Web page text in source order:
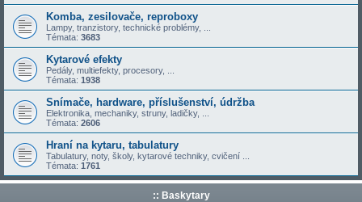
Komba, zesilovače, reproboxy
Lampy, tranzistory, technické problémy, ...
Témata: 3683
Kytarové efekty
Pedály, multiefekty, procesory, ...
Témata: 1938
Snímače, hardware, příslušenství, údržba
Elektronika, mechaniky, struny, ladičky, ...
Témata: 2606
Hraní na kytaru, tabulatury
Tabulatury, noty, školy, kytarové techniky, cvičení ...
Témata: 1761
:: Baskytary